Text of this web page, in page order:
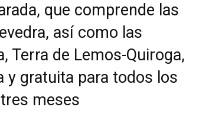
que comprende las
así como las
Terra de Lemos-Quiroga,
y gratuita para todos los
meses